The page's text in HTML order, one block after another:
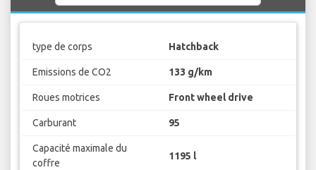
type de corps Hatchback
Emissions de CO2 133 g/km
Roues motrices Front wheel drive
Carburant 95
Capacité maximale du
coffre
1195 l